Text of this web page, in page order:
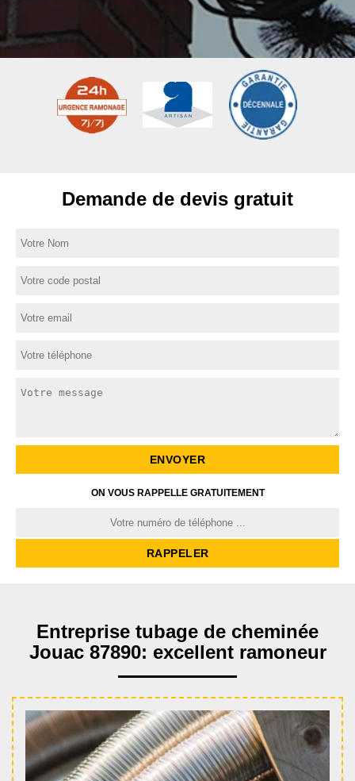
Demande de devis gratuit
ON VOUS RAPPELLE GRATUITEMENT
Entreprise tubage de cheminée
Jouac 87890: excellent ramoneur